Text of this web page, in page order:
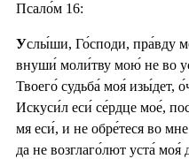
Псало́м 16:
Услы́ши, Го́споди, пра́вду
внуши́ моли́тву мою́ не во
Твоего́ судьба́ моя́ изы́дет,
Искуси́л еси́ се́рдце мое́,
мя еси́, и не обре́теся во
да не возглаго́лют уста́ моя́